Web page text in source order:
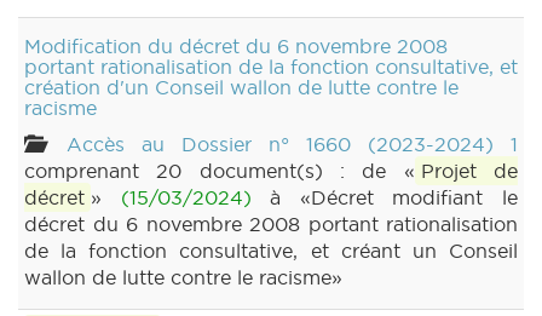
Modification du décret du 6 novembre 2008
portant rationalisation de la fonction consultative, et
création d'un Conseil wallon de lutte contre le
racisme
Accès au Dossier n° 1660 (2023-2024) 1
comprenant 20 document(s) : de « Projet de
décret » (15/03/2024) à «Décret modifiant le
décret du 6 novembre 2008 portant rationalisation
de la fonction consultative, et créant un Conseil
wallon de lutte contre le racisme»